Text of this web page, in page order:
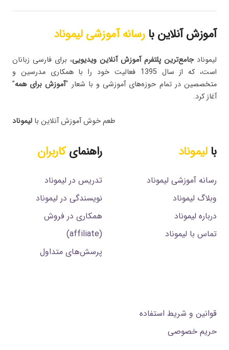
آموزش آنلاین بارسانه آموزشی لیموناد
لیمونادجامع‌ترین پلتفرم‌ آموزش آنلاین ویدیویی، برای فارسی زبانان
است، که از سال 1395 فعالیت خود را با همکاری مدرسین و
متخصصین در تمام حوزه‌های آموزشی و با شعار “آموزش برای همه”
آغاز کرد.
طعم خوش آموزش آنلاین با لیموناد
بالیموناد
رسانه آموزشی لیموناد
وبلاگ لیموناد
درباره لیموناد
تماس با لیموناد
راهنمایکاربران
تدریس در لیموناد
نویسندگی در لیموناد
همکاری در فروش
(affiliate)
پرسش‌های متداول
قوانین و شریط استفاده
حریم خصوصی